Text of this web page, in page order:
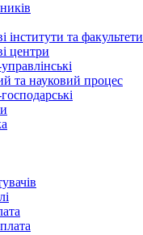
інститути та факультети
центри
та науковий процес